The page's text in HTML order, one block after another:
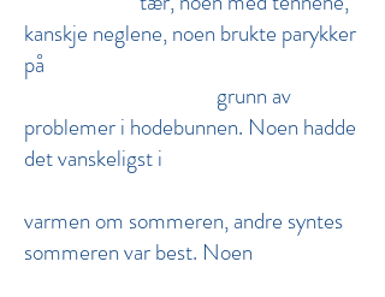
kanskje neglene, noen brukte parykker
på
grunn av
problemer i hodebunnen. Noen hadde
det vanskeligst i
varmen om sommeren, andre syntes
sommeren var best. Noen